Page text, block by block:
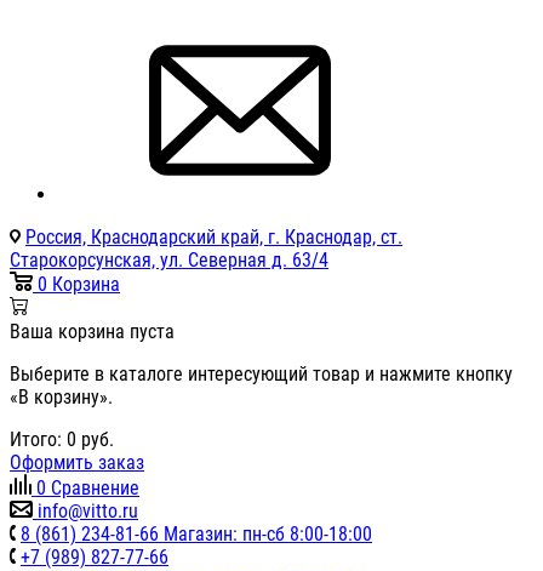
Россия, Краснодарский край, г. Краснодар, ст.
Старокорсунская, ул. Северная д. 63/4
0 Корзина
Ваша корзина пуста
Выберите в каталоге интересующий товар и нажмите кнопку
«В корзину».
Итого: 0 руб.
Оформить заказ
0 Сравнение
info@vitto.ru
8 (861) 234-81-66 Магазин: пн-сб 8:00-18:00
+7 (989) 827-77-66